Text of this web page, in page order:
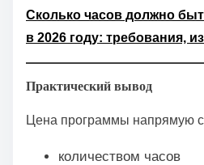
Сколько часов должно
в 2026 году: требования,
Практический вывод
Цена программы напрямую
количеством часов